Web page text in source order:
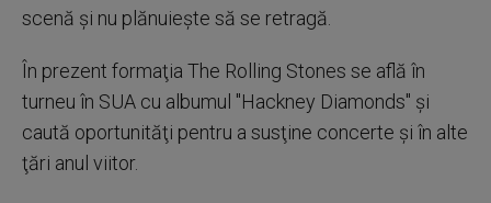
scenă şi nu plănuieşte să se retragă.
În prezent formaţia The Rolling Stones se află în
turneu în SUA cu albumul "Hackney Diamonds" şi
caută oportunităţi pentru a susţine concerte şi în alte
ţări anul viitor.